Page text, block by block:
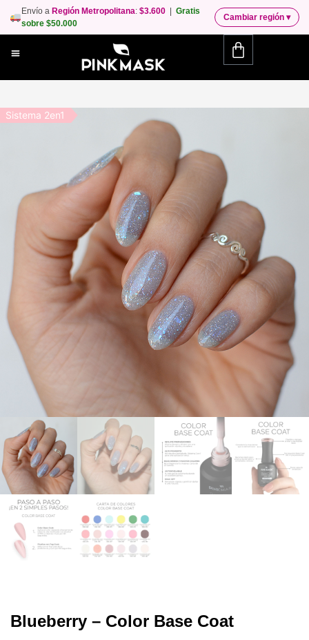
Envío a Región Metropolitana:$3.600 |Gratis
sobre $50.000
Cambiar región ▾
Sistema 2en1
Blueberry – Color Base Coat